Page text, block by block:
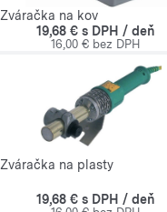
Zváračka na kov
19,68 € s DPH / deň
16,00 € bez DPH
Zváračka na plasty
19,68 € s DPH / deň